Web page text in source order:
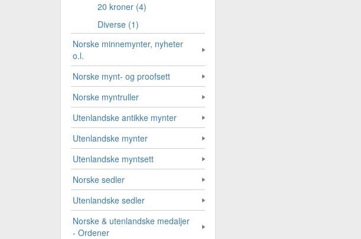
20 kroner (4)
Diverse (1)
Norske minnemynter, nyheter
o.l.
Norske mynt- og proofsett
Norske myntruller
Utenlandske antikke mynter
Utenlandske mynter
Utenlandske myntsett
Norske sedler
Utenlandske sedler
Norske & utenlandske medaljer
- Ordener